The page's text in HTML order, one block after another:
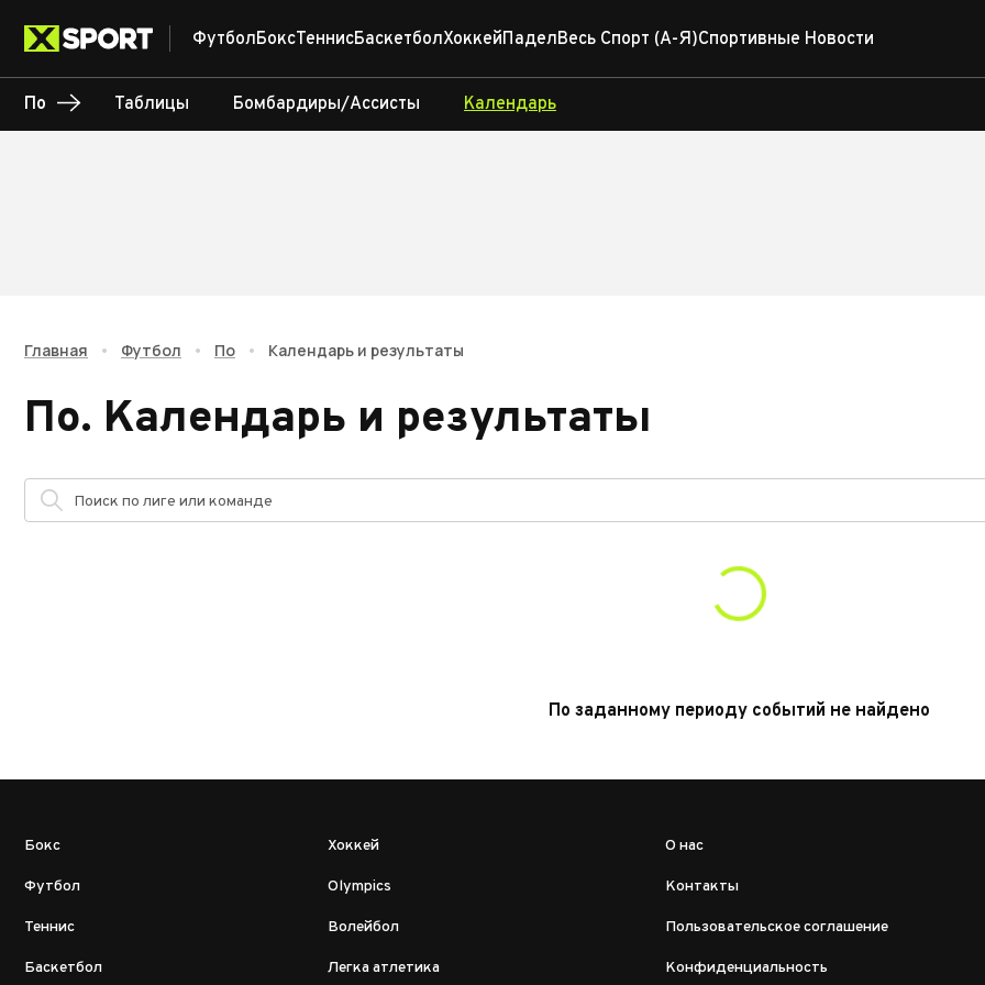
ФутболБоксТеннисБаскетболХоккейПаделВесь Спорт (А-Я)Спортивные Новости
По Таблицы Бомбардиры/Ассисты Календарь
Главная • Футбол • По • Календарь и результаты
По. Календарь и результаты
По заданному периоду событий не найдено
Бокс
Футбол
Теннис
Баскетбол
Хоккей
Olympics
Волейбол
Легка атлетика
О нас
Контакты
Пользовательское соглашение
Конфиденциальность